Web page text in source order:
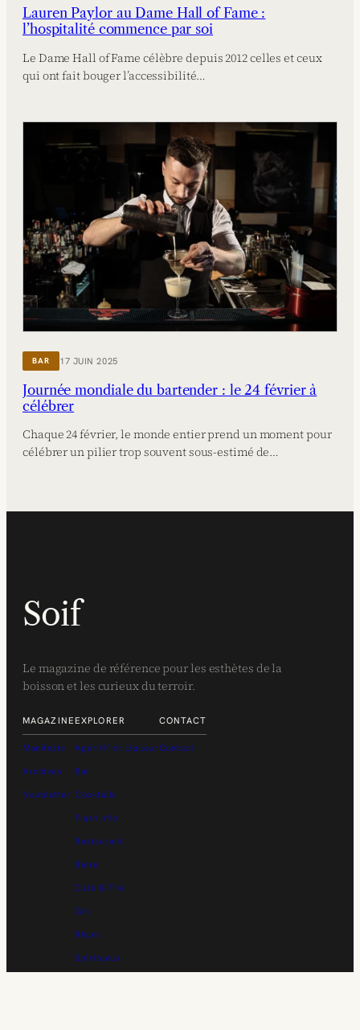
Lauren Paylor au Dame Hall of Fame :
l’hospitalité commence par soi
Le Dame Hall of Fame célèbre depuis 2012 celles et ceux
qui ont fait bouger l’accessibilité…
BAR 17 JUIN 2025
Journée mondiale du bartender : le 24 février à
célébrer
Chaque 24 février, le monde entier prend un moment pour
célébrer un pilier trop souvent sous-estimé de…
Soif
Le magazine de référence pour les esthètes de la
boisson et les curieux du terroir.
MAGAZINE
Manifeste
Archives
Newsletter
EXPLORER
Apéritif et Liqueur
Bar
Cocktails
Flash Info
Restaurant
Bière
Café & Thé
Gin
Rhum
Spiritueux
CONTACT
Contact